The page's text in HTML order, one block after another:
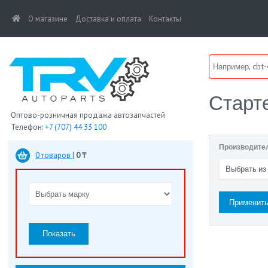
(current)
О магазине Доставка и оплата Контакты
Оптово-розничная продажа автозапчастей
Телефон:+7 (707) 44 33 100
0 товаров | 0 ₸
Показать
Выбрать из